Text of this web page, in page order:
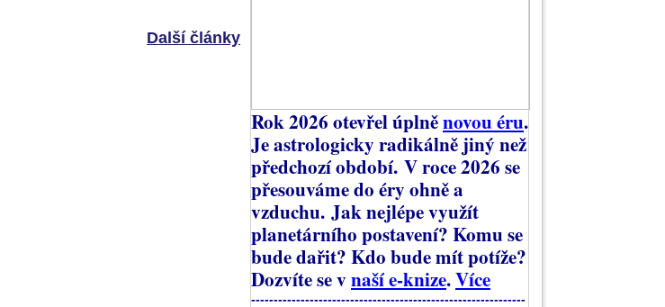
Další články
Rok 2026 otevřel úplněnovou éru.
Je astrologicky radikálně jiný než
předchozí období. V roce 2026 se
přesouváme do éry ohně a
vzduchu. Jak nejlépe využít
planetárního postavení? Komu se
bude dařit? Kdo bude mít potíže?
Dozvíte se vnaší e-knize.Více
-------------------------------------------------------------